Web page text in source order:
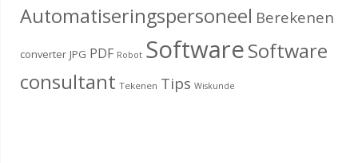
Automatiseringspersoneel Berekenen
converter JPG PDF Robot SoftwareSoftware
consultant Tekenen Tips Wiskunde